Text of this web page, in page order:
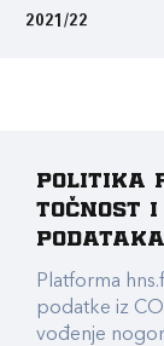
2021/22
Politika
točnost i
Platforma
podatke iz
vođenje